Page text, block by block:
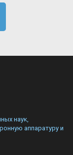
наук,
аппаратуру и